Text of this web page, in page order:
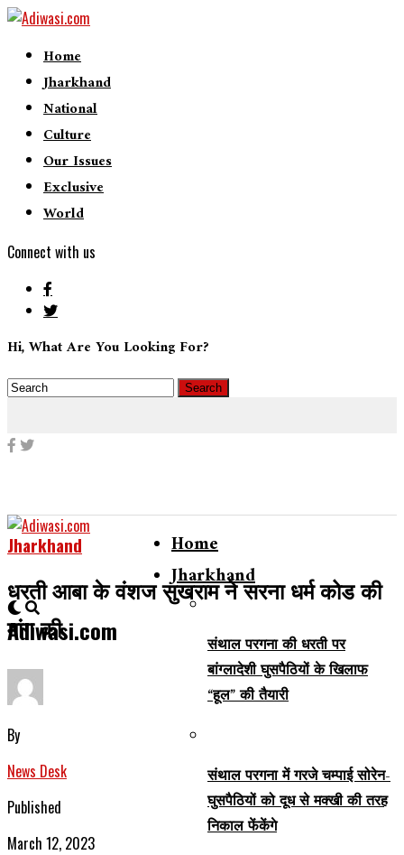
Home
Jharkhand
National
Culture
Our Issues
Exclusive
World
Connect with us
Hi, What Are You Looking For?
Adiwasi.com
Home
Jharkhand
संथाल परगना की धरती पर
बांग्लादेशी घुसपैठियों के खिलाफ
“हूल” की तैयारी
संथाल परगना में गरजे चम्पाई सोरेन-
घुसपैठियों को दूध से मक्खी की तरह
निकाल फेंकेंगे
Jharkhand
धरती आबा के वंशज सुखराम ने सरना धर्म कोड की
मांग की
By
News Desk
Published
March 12, 2023